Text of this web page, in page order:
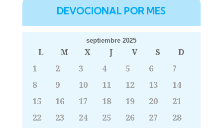
DEVOCIONAL POR MES
septiembre 2025
L M X J V S
D
1
2 3 4 5 6
7
8
9 10 11 12 13
14
15
16 17 18 19 20
21
22
23 24 25 26 27
28